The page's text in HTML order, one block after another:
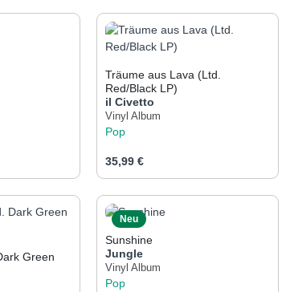
Gib den gewünschten
Produkt Anzahl:
Gib den gewünschten
Träume aus Lava (Ltd.
Red/Black LP)
il Civetto
Vinyl Album
Pop
Regulärer Preis:
35,99 €
Produkt Anzahl:
Green
Neu
Sunshine
Jungle
Vinyl Album
Pop